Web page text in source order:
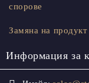
спорове
Замяна на продукт
Информация за